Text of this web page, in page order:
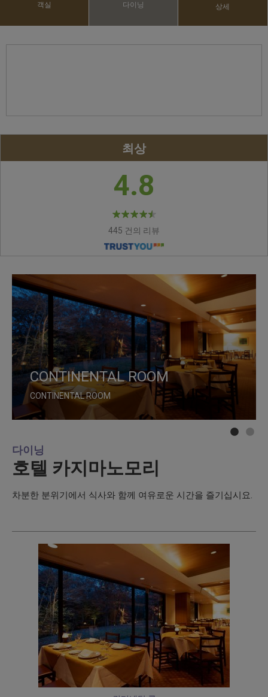
객실 다이닝 상세
최상
4.8
445 건의 리뷰
CONTINENTAL ROOM
CONTINENTAL ROOM
MAPLE LOUNGE
MAPLE LOUNGE
다이닝
호텔 카지마노모리
차분한 분위기에서 식사와 함께 여유로운 시간을 즐기십시요.